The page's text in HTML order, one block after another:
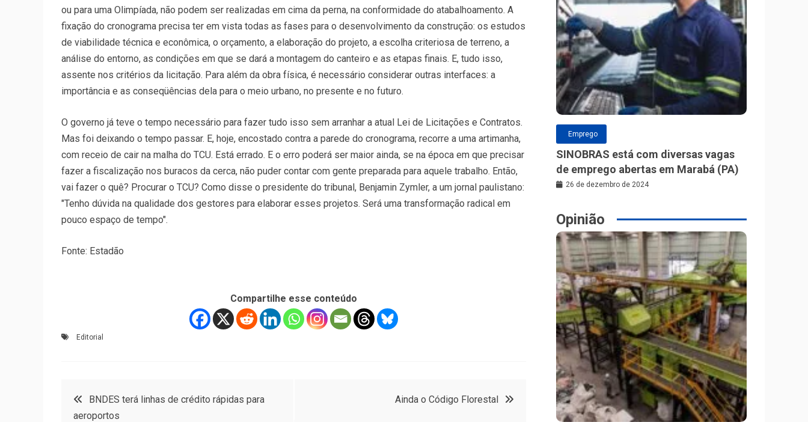
ou para uma Olimpíada, não podem ser realizadas em cima da perna, na conformidade do atabalhoamento. A
fixação do cronograma precisa ter em vista todas as fases para o desenvolvimento da construção: os estudos
de viabilidade técnica e econômica, o orçamento, a elaboração do projeto, a escolha criteriosa de terreno, a
análise do entorno, as condições em que se dará a montagem do canteiro e as etapas finais. E, tudo isso,
assente nos critérios da licitação. Para além da obra física, é necessário considerar outras interfaces: a
importância e as conseqüências dela para o meio urbano, no presente e no futuro.
O governo já teve o tempo necessário para fazer tudo isso sem arranhar a atual Lei de Licitações e Contratos.
Mas foi deixando o tempo passar. E, hoje, encostado contra a parede do cronograma, recorre a uma artimanha,
com receio de cair na malha do TCU. Está errado. E o erro poderá ser maior ainda, se na época em que precisar
fazer a fiscalização nos buracos da cerca, não puder contar com gente preparada para aquele trabalho. Então,
vai fazer o quê? Procurar o TCU? Como disse o presidente do tribunal, Benjamin Zymler, a um jornal paulistano:
"Tenho dúvida na qualidade dos gestores para elaborar esses projetos. Será uma transformação radical em
pouco espaço de tempo".
Fonte: Estadão
Compartilhe esse conteúdo
Editorial
Navegação
BNDES terá linhas de crédito rápidas para
aeroportos
Ainda o Código Florestal
Emprego
SINOBRAS está com diversas vagas
de emprego abertas em Marabá (PA)
26 de dezembro de 2024
Opinião